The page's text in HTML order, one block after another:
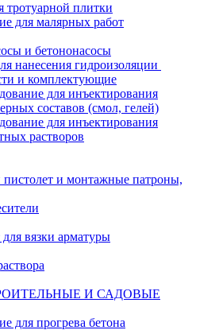
плитки
для малярных работ
и бетононасосы
нанесения гидроизоляции
и комплектующие
для инъектирования
составов (смол, гелей)
для инъектирования
растворов
и монтажные патроны,
вязки арматуры
И САДОВЫЕ
для прогрева бетона